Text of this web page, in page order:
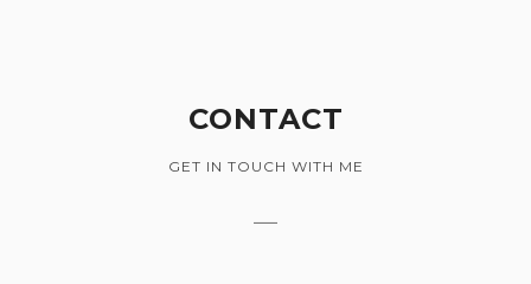
CONTACT
GET IN TOUCH WITH ME